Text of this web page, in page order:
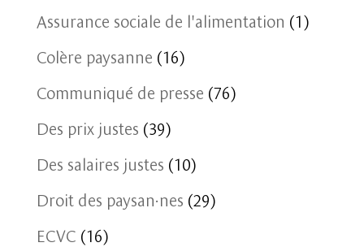
Assurance sociale de l'alimentation (1)
Colère paysanne (16)
Communiqué de presse (76)
Des prix justes (39)
Des salaires justes (10)
Droit des paysan·nes (29)
ECVC (16)